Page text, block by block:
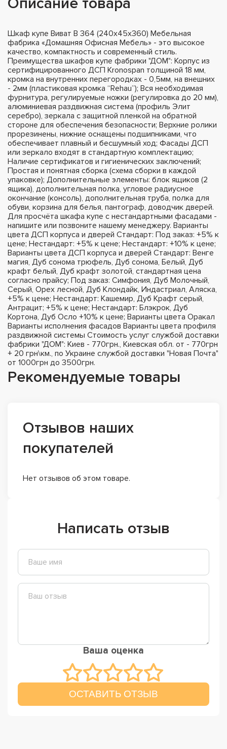
Шкаф купе Виват В 364 (240х45х360) Мебельная
фабрика «Домашняя Офисная Мебель» - это высокое
качество, компактность и современный стиль.
Преимущества шкафов купе фабрики "ДОМ": Корпус из
сертифицированного ДСП Kronospan толщиной 18 мм,
кромка на внутренних перегородках - 0,5мм, на внешних
- 2мм (пластиковая кромка “Rehau”); Вся необходимая
фурнитура, регулируемые ножки (регулировка до 20 мм),
алюминиевая раздвижная система (профиль Элит
серебро), зеркала с защитной пленкой на обратной
стороне для обеспечения безопасности; Верхние ролики
прорезинены, нижние оснащены подшипниками, что
обеспечивает плавный и бесшумный ход; Фасады ДСП
или зеркало входят в стандартную комплектацию;
Наличие сертификатов и гигиенических заключений;
Простая и понятная сборка (схема сборки в каждой
упаковке); Дополнительные элементы: блок ящиков (2
ящика), дополнительная полка, угловое радиусное
окончание (консоль), дополнительная труба, полка для
обуви, корзина для белья, пантограф, доводчик дверей.
Для просчёта шкафа купе с нестандартными фасадами -
напишите или позвоните нашему менеджеру. Варианты
цвета ДСП корпуса и дверей Стандарт: Под заказ: +5% к
цене; Нестандарт: +5% к цене; Нестандарт: +10% к цене;
Варианты цвета ДСП корпуса и дверей Стандарт: Венге
магия, Дуб сонома трюфель, Дуб сонома, Белый, Дуб
крафт белый, Дуб крафт золотой, стандартная цена
согласно прайсу; Под заказ: Симфония, Дуб Молочный,
Серый, Орех лесной, Дуб Клондайк, Индастриал, Аляска,
+5% к цене; Нестандарт: Кашемир, Дуб Крафт серый,
Антрацит; +5% к цене; Нестандарт: Блэкрок, Дуб
Кортона, Дуб Осло +10% к цене; Варианты цвета Оракал
Варианты исполнения фасадов Варианты цвета профиля
раздвижной системы Стоимость услуг службой доставки
фабрики "ДОМ": Киев - 770грн., Киевская обл. от - 770грн
+ 20 грн\км., по Украине службой доставки "Новая Почта"
от 1000грн до 3500грн.
Рекомендуемые товары
Отзывов наших
покупателей
Нет отзывов об этом товаре.
Написать отзыв
Ваша оценка
ОСТАВИТЬ ОТЗЫВ